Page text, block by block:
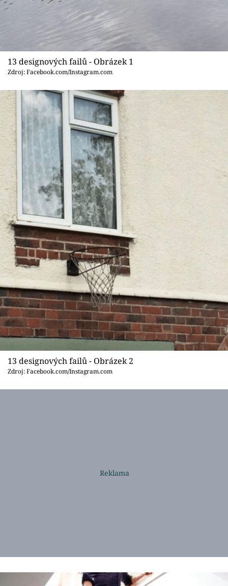
Přihlášení
Sledujte nás
13 designových failů - Obrázek 1
Zdroj: Facebook.com/Instagram.com
13 designových failů - Obrázek 2
Zdroj: Facebook.com/Instagram.com